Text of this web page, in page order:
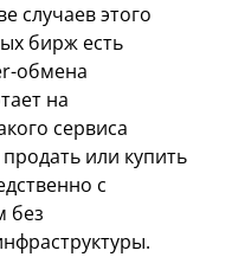
случаев этого
бирж есть
обмена
на
сервиса
или купить
с
без